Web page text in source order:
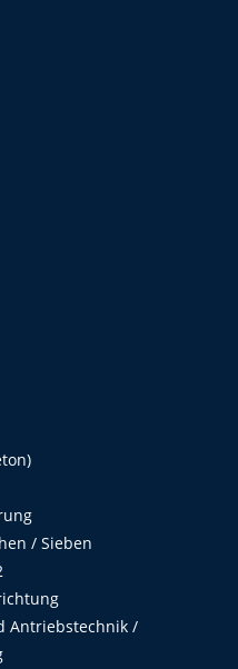
/ Sieben
Antriebstechnik /